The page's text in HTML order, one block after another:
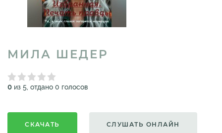
МИЛА ШЕДЕР
0 из 5, отдано 0 голосов
СКАЧАТЬ СЛУШАТЬ ОНЛАЙН